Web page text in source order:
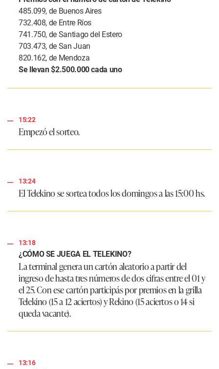
485.099, de Buenos Aires
732.408, de Entre Ríos
741.750, de Santiago del Estero
703.473, de San Juan
820.162, de Mendoza
Se llevan $2.500.000 cada uno
15:22
Empezó el sorteo.
13:24
El Telekino se sortea todos los domingos a las 15:00 hs.
13:18
¿CÓMO SE JUEGA EL TELEKINO?
La terminal genera un cartón aleatorio a partir del
ingreso de hasta tres números de dos cifras entre el 01 y
el 25. Con ese cartón participás por premios en la grilla
Telekino (15 a 12 aciertos) y Rekino (15 aciertos o 14 si
queda vacante).
13:16